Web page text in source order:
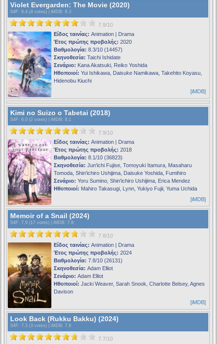
Violet Evergarden: The Movie (2020)
S4F : 6.4 (4 votes) | iMDB: 8.3
7.9/10
Είδος ταινίας: Animation | Drama
Έτος πρώτης προβολής: 2020
Βαθμολογία: 8.3/10 (14457)
Σκηνοθεσία: Taichi Ishidate
Σενάριο: Kana Akatsuki, Reiko Yoshida
Ηθοποιοί: Yui Ishikawa, Daisuke Namikawa, Takehito Koyasu,
Hidenobu Kiuchi
[iMDB]
Kimi no Suizo o Tabetai (2018)
S4F : 6.0 (2 votes) | iMDB: 8.1
7.9/10
Είδος ταινίας: Animation | Drama
Έτος πρώτης προβολής: 2018
Βαθμολογία: 8.1/10 (36823)
Σκηνοθεσία: Jun'ichi Fujise, Tomoyuki Itamura, Masaharu
Tomoda, Shin'ichiro Ushijima, Daisuke Yoshida, Fumihiro
Σενάριο: Yoru Sumino, Shin'ichiro Ushijima, Erica Mendez
Ηθοποιοί: Mahiro Takasugi, Lynn, Yukiyo Fujii, Yuma Uchida
[iMDB]
Memoir of a Snail (2024)
S4F : 7.9 (17 votes) | iMDB: 7.8
7.8/10
Είδος ταινίας: Animation | Drama
Έτος πρώτης προβολής: 2024
Βαθμολογία: 7.8/10 (26131)
Σκηνοθεσία: Adam Elliot
Σενάριο: Adam Elliot
Ηθοποιοί: Jacki Weaver, Sarah Snook, Charlotte Belsey, Agnes
Davison
[iMDB]
Look Back (Rukku Bakku) (2024)
S4F : 7.3 (3 votes) | iMDB: 7.8
7.7/10